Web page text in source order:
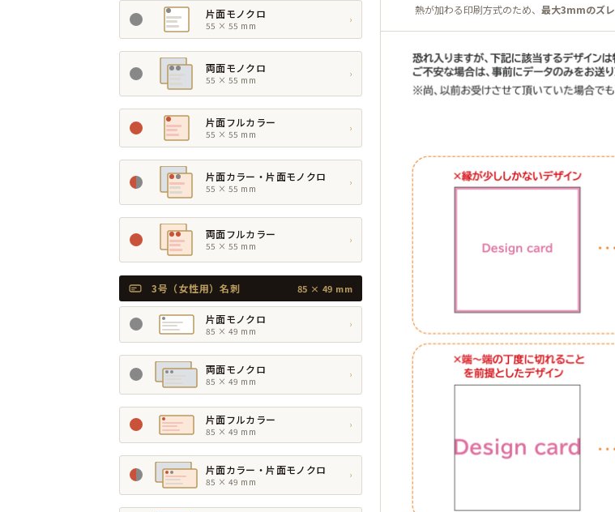
熱が加わる印刷方式のため、 最大3mmのズレ
片面モノクロ
55 × 55 mm
›
両面モノクロ
55 × 55 mm
›
片面フルカラー
55 × 55 mm
›
片面カラー・片面モノクロ
55 × 55 mm
›
両面フルカラー
55 × 55 mm
›
3号（女性用）名刺 85 × 49 mm
片面モノクロ
85 × 49 mm
›
両面モノクロ
85 × 49 mm
›
片面フルカラー
85 × 49 mm
›
片面カラー・片面モノクロ
85 × 49 mm
›